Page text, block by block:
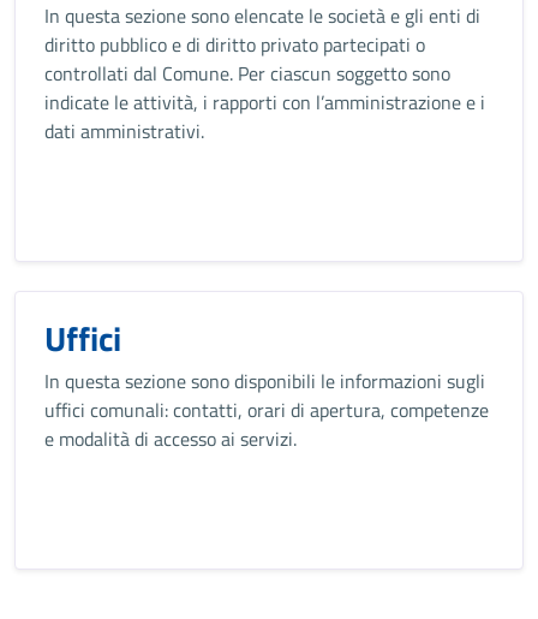
In questa sezione sono elencate le società e gli enti di
diritto pubblico e di diritto privato partecipati o
controllati dal Comune. Per ciascun soggetto sono
indicate le attività, i rapporti con l’amministrazione e i
dati amministrativi.
Uffici
In questa sezione sono disponibili le informazioni sugli
uffici comunali: contatti, orari di apertura, competenze
e modalità di accesso ai servizi.